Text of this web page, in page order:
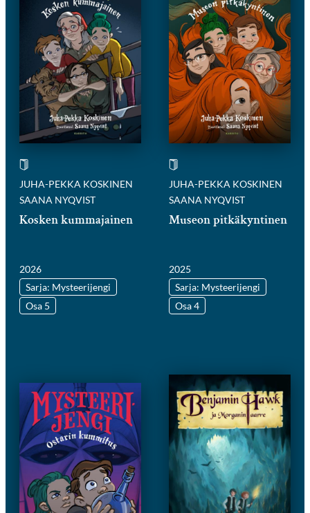
JUHA-PEKKA KOSKINEN
SAANA NYQVIST
Kosken kummajainen
2026
Sarja: Mysteerijengi
Osa 5
JUHA-PEKKA KOSKINEN
SAANA NYQVIST
Museon pitkäkyntinen
2025
Sarja: Mysteerijengi
Osa 4